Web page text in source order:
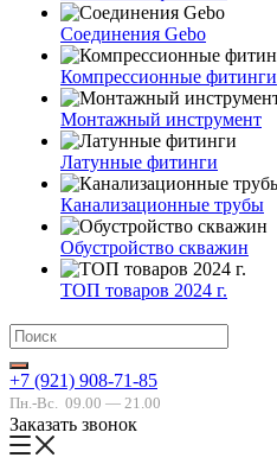
Соединения Gebo
Компрессионные фитинги
Монтажный инструмент
Латунные фитинги
Канализационные трубы
Обустройство скважин
ТОП товаров 2024 г.
+7 (921) 908-71-85
Пн.-Вс. 09.00 — 21.00
Заказать звонок